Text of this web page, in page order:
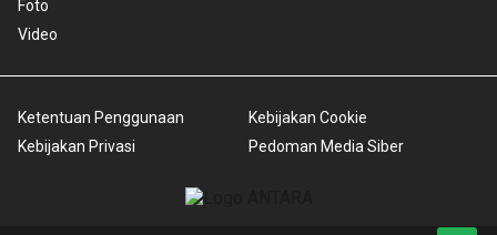
Foto
Video
Ketentuan Penggunaan
Kebijakan Privasi
Kebijakan Cookie
Pedoman Media Siber